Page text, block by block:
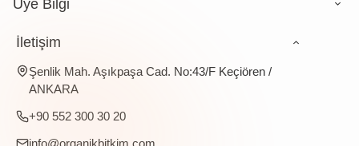
Üye Bilgi
İletişim
Şenlik Mah. Aşıkpaşa Cad. No:43/F Keçiören /
ANKARA
+90 552 300 30 20